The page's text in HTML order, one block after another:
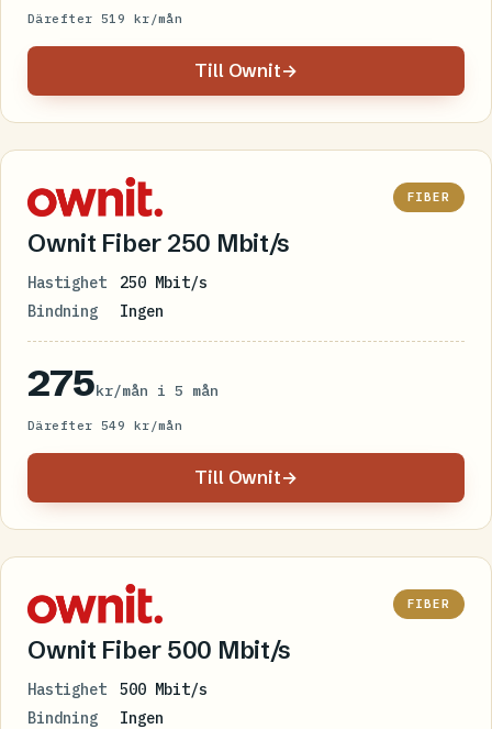
Därefter 519 kr/mån
Till Ownit→
FIBER
Ownit Fiber 250 Mbit/s
Hastighet
250 Mbit/s
Bindning
Ingen
275kr/mån i 5 mån
Därefter 549 kr/mån
Till Ownit→
FIBER
Ownit Fiber 500 Mbit/s
Hastighet
500 Mbit/s
Bindning
Ingen